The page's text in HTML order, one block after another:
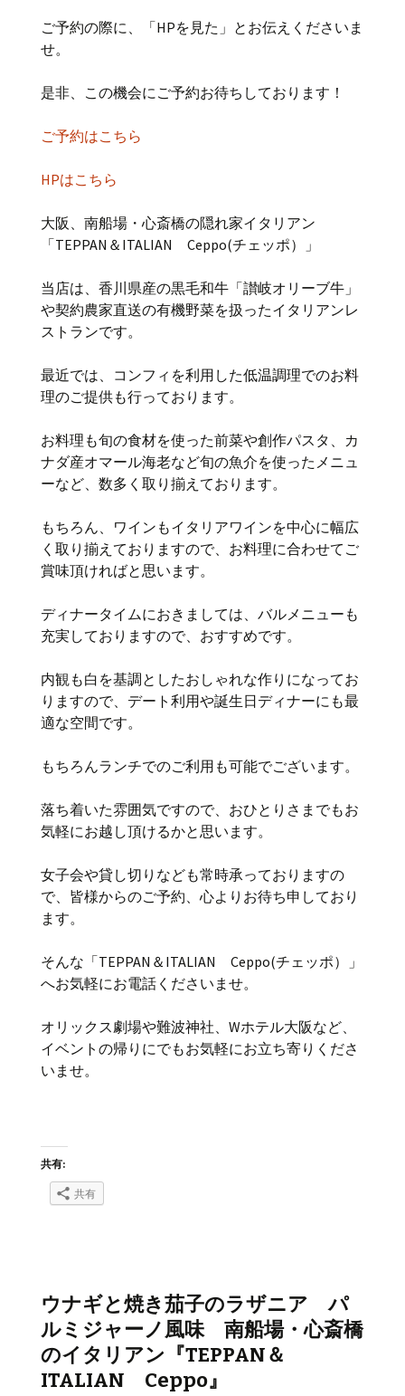
ご予約の際に、「HPを見た」とお伝えくださいま
せ。
是非、この機会にご予約お待ちしております！
ご予約はこちら
HPはこちら
大阪、南船場・心斎橋の隠れ家イタリアン
「TEPPAN＆ITALIAN Ceppo(チェッポ）」
当店は、香川県産の黒毛和牛「讃岐オリーブ牛」
や契約農家直送の有機野菜を扱ったイタリアンレ
ストランです。
最近では、コンフィを利用した低温調理でのお料
理のご提供も行っております。
お料理も旬の食材を使った前菜や創作パスタ、カ
ナダ産オマール海老など旬の魚介を使ったメニュ
ーなど、数多く取り揃えております。
もちろん、ワインもイタリアワインを中心に幅広
く取り揃えておりますので、お料理に合わせてご
賞味頂ければと思います。
ディナータイムにおきましては、バルメニューも
充実しておりますので、おすすめです。
内観も白を基調としたおしゃれな作りになってお
りますので、デート利用や誕生日ディナーにも最
適な空間です。
もちろんランチでのご利用も可能でございます。
落ち着いた雰囲気ですので、おひとりさまでもお
気軽にお越し頂けるかと思います。
女子会や貸し切りなども常時承っておりますの
で、皆様からのご予約、心よりお待ち申しており
ます。
そんな「TEPPAN＆ITALIAN Ceppo(チェッポ）」
へお気軽にお電話くださいませ。
オリックス劇場や難波神社、Wホテル大阪など、
イベントの帰りにでもお気軽にお立ち寄りくださ
いませ。
共有:
共有
ウナギと焼き茄子のラザニア パ
ルミジャーノ風味 南船場・心斎橋
のイタリアン『TEPPAN＆
ITALIAN Ceppo』